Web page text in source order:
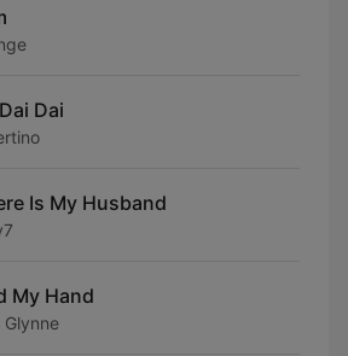
Dai
Is My Husband
My Hand
Glynne